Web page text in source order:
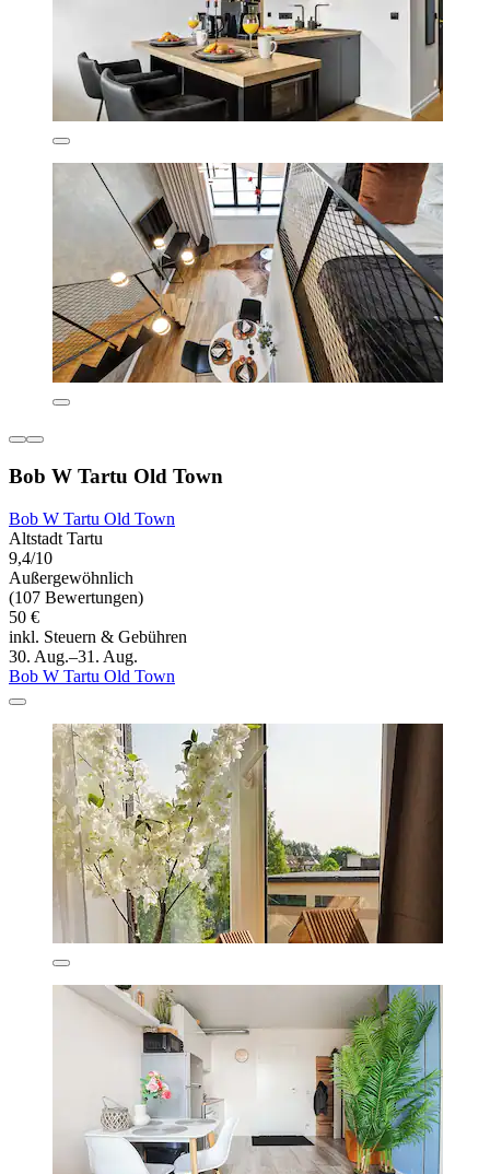
Bob W Tartu Old Town
Bob W Tartu Old Town
Altstadt Tartu
9,4/10
Außergewöhnlich
(107 Bewertungen)
50 €
inkl. Steuern & Gebühren
30. Aug.–31. Aug.
Bob W Tartu Old Town